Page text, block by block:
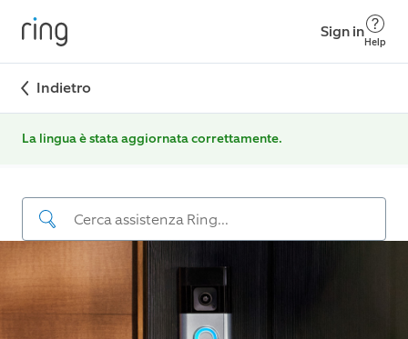
Sign in
Help
Indietro
La lingua è stata aggiornata correttamente.